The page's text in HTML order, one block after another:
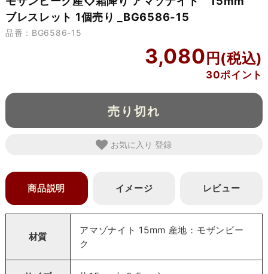
ブレスレット 1個売り _BG6586-15
品番：BG6586-15
3,080
30ポイント
売り切れ
お気に入り
商品説明 イメージ レビュー
材質
アマゾナイト 15mm 産地：モザンビー
ク